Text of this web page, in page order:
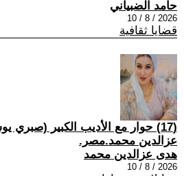
حامد الضبياني
2026 / 8 / 10
قضايا ثقافية
(17) حوار مع الأديب الكبير
عزالدين محمد.مصر.
هدى عزالدين محمد
2026 / 8 / 10